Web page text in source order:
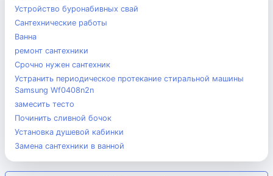
Устройство буронабивных свай
Сантехнические работы
Ванна
ремонт сантехники
Срочно нужен сантeхник
Устранить периодическое протекание стиральной машины
Samsung Wf0408n2n
замесить тесто
Починить сливной бочок
Установка душевой кабинки
Замена сантехники в ванной